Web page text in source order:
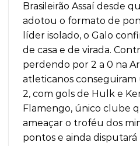
Brasileirão Assaí desde
adotou o formato de
líder isolado, o Galo
de casa e de virada.
perdendo por 2 a 0 na
atleticanos
2, com gols de Hulk e
Flamengo, único clube
ameaçar o troféu dos
pontos e ainda disputará